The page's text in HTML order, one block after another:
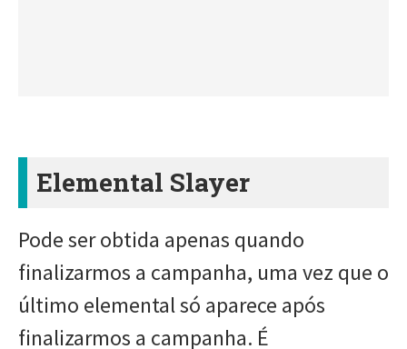
Elemental Slayer
Pode ser obtida apenas quando
finalizarmos a campanha, uma vez que o
último elemental só aparece após
finalizarmos a campanha. É